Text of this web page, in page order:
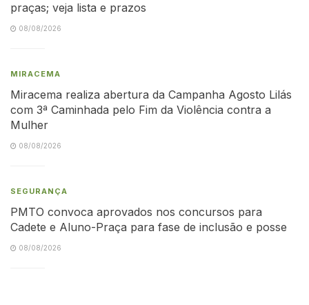
praças; veja lista e prazos
08/08/2026
MIRACEMA
Miracema realiza abertura da Campanha Agosto Lilás
com 3ª Caminhada pelo Fim da Violência contra a
Mulher
08/08/2026
SEGURANÇA
PMTO convoca aprovados nos concursos para
Cadete e Aluno-Praça para fase de inclusão e posse
08/08/2026